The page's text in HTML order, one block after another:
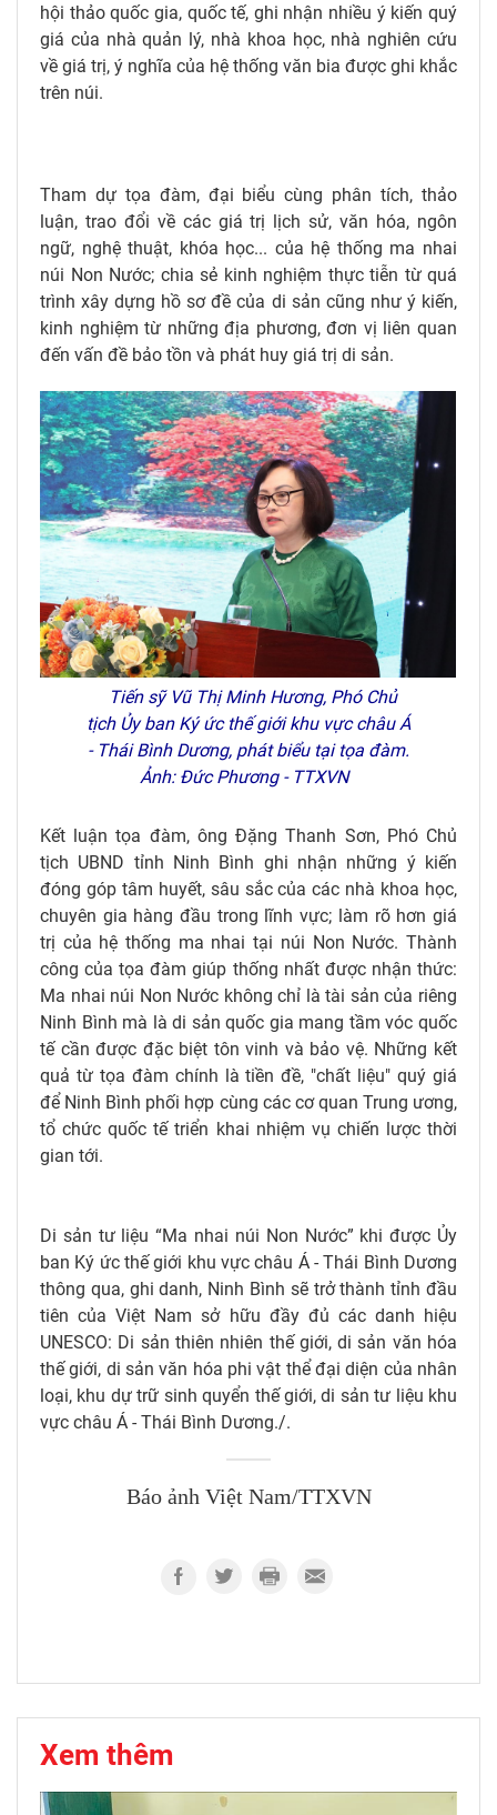
hội thảo quốc gia, quốc tế, ghi nhận nhiều ý kiến quý
giá của nhà quản lý, nhà khoa học, nhà nghiên cứu
về giá trị, ý nghĩa của hệ thống văn bia được ghi khắc
trên núi.
Tham dự tọa đàm, đại biểu cùng phân tích, thảo
luận, trao đổi về các giá trị lịch sử, văn hóa, ngôn
ngữ, nghệ thuật, khóa học... của hệ thống ma nhai
núi Non Nước; chia sẻ kinh nghiệm thực tiễn từ quá
trình xây dựng hồ sơ đề của di sản cũng như ý kiến,
kinh nghiệm từ những địa phương, đơn vị liên quan
đến vấn đề bảo tồn và phát huy giá trị di sản.
Tiến sỹ Vũ Thị Minh Hương, Phó Chủ
tịch Ủy ban Ký ức thế giới khu vực châu Á
- Thái Bình Dương, phát biểu tại tọa đàm.
Ảnh: Đức Phương - TTXVN
Kết luận tọa đàm, ông Đặng Thanh Sơn, Phó Chủ
tịch UBND tỉnh Ninh Bình ghi nhận những ý kiến
đóng góp tâm huyết, sâu sắc của các nhà khoa học,
chuyên gia hàng đầu trong lĩnh vực; làm rõ hơn giá
trị của hệ thống ma nhai tại núi Non Nước. Thành
công của tọa đàm giúp thống nhất được nhận thức:
Ma nhai núi Non Nước không chỉ là tài sản của riêng
Ninh Bình mà là di sản quốc gia mang tầm vóc quốc
tế cần được đặc biệt tôn vinh và bảo vệ. Những kết
quả từ tọa đàm chính là tiền đề, "chất liệu" quý giá
để Ninh Bình phối hợp cùng các cơ quan Trung ương,
tổ chức quốc tế triển khai nhiệm vụ chiến lược thời
gian tới.
Di sản tư liệu “Ma nhai núi Non Nước” khi được Ủy
ban Ký ức thế giới khu vực châu Á - Thái Bình Dương
thông qua, ghi danh, Ninh Bình sẽ trở thành tỉnh đầu
tiên của Việt Nam sở hữu đầy đủ các danh hiệu
UNESCO: Di sản thiên nhiên thế giới, di sản văn hóa
thế giới, di sản văn hóa phi vật thể đại diện của nhân
loại, khu dự trữ sinh quyển thế giới, di sản tư liệu khu
vực châu Á - Thái Bình Dương./.
Báo ảnh Việt Nam/TTXVN
Xem thêm